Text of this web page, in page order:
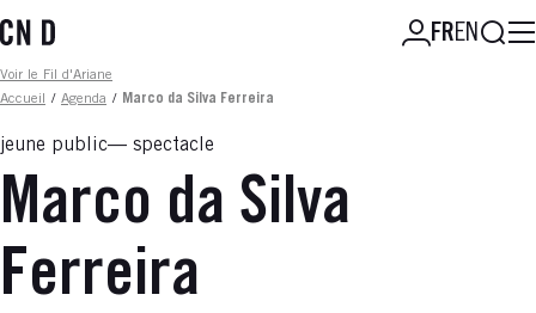
au
principal
FREN
Fil d'ariane
Voir le Fil d'Ariane
Accueil
/ Agenda / Marco da Silva Ferreira
jeune public spectacle
Marco da Silva
Ferreira